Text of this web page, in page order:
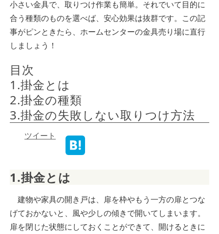
小さい金具で、取りつけ作業も簡単。それでいて目的に
合う種類のものを選べば、安心効果は抜群です。この記
事がピンときたら、ホームセンターの金具売り場に直行
しましょう！
目次
1.掛金とは
2.掛金の種類
3.掛金の失敗しない取りつけ方法
ツイート
1.掛金とは
建物や家具の開き戸は、扉を枠やもう一方の扉とつな
げておかないと、風や少しの傾きで開いてしまいます。
扉を閉じた状態にしておくことができて、開けるときに